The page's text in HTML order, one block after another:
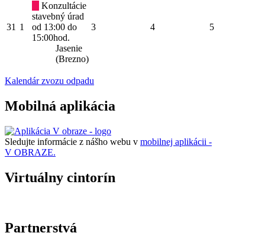
31 1
Konzultácie
stavebný úrad
od 13:00 do
15:00hod.
Jasenie
(Brezno)
3 4 5
Kalendár zvozu odpadu
Mobilná aplikácia
Sledujte informácie z nášho webu v mobilnej aplikácii -
V OBRAZE.
Virtuálny cintorín
Partnerstvá